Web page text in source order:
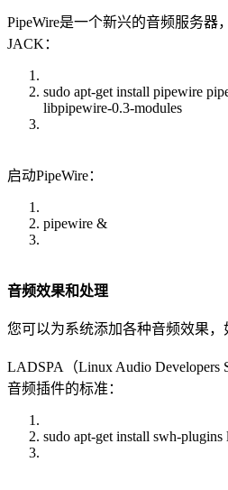
PipeWire是一个新兴的音频服务器
JACK：
sudo apt-get install pipewire
libpipewire-0.3-modules
启动PipeWire：
pipewire &
音频效果和处理
您可以为系统添加各种音频效果，
LADSPA（Linux Audio Developers
音频插件的标准：
sudo apt-get install swh-plugins